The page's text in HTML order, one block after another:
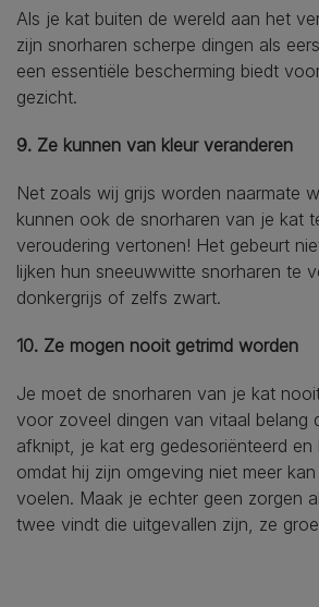
Als je kat buiten de wereld aan het
zijn snorharen scherpe dingen als
een essentiële bescherming biedt
gezicht.
9. Ze kunnen van kleur veranderen
Net zoals wij grijs worden naarmate
kunnen ook de snorharen van je kat
veroudering vertonen! Het gebeurt
lijken hun sneeuwwitte snorharen te
donkergrijs of zelfs zwart.
10. Ze mogen nooit getrimd worden
Je moet de snorharen van je kat
voor zoveel dingen van vitaal belang
afknipt, je kat erg gedesoriënteerd en
omdat hij zijn omgeving niet meer
voelen. Maak je echter geen zorgen
twee vindt die uitgevallen zijn, ze